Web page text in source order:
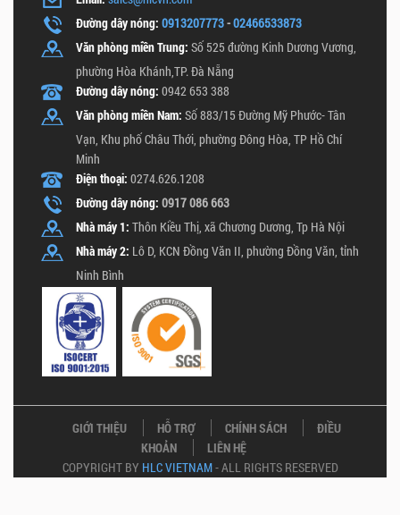
Đường dây nóng: 0913207773-02466533873
Văn phòng miền Trung: Số 525 đường Kinh Dương Vương,
phường Hòa Khánh,TP. Đà Nẵng
Đường dây nóng: 0942 653 388
Văn phòng miền Nam: Số 883/15 Đường Mỹ Phước- Tân
Vạn, Khu phố Châu Thới, phường Đông Hòa, TP Hồ Chí
Minh
Điện thoại: 0274.626.1208
Đường dây nóng: 0917 086 663
Nhà máy 1: Thôn Kiều Thị, xã Chương Dương, Tp Hà Nội
Nhà máy 2: Lô D, KCN Đồng Văn II, phường Đồng Văn, tỉnh
Ninh Bình
GIỚI THIỆU HỖ TRỢ CHÍNH SÁCH
ĐIỀU
KHOẢN
LIÊN HỆ
COPYRIGHT BY HLC VIETNAM- ALL RIGHTS RESERVED